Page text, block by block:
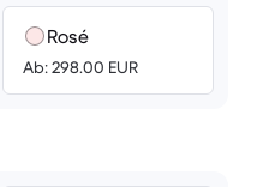
Rosé
Ab: 298.00 EUR